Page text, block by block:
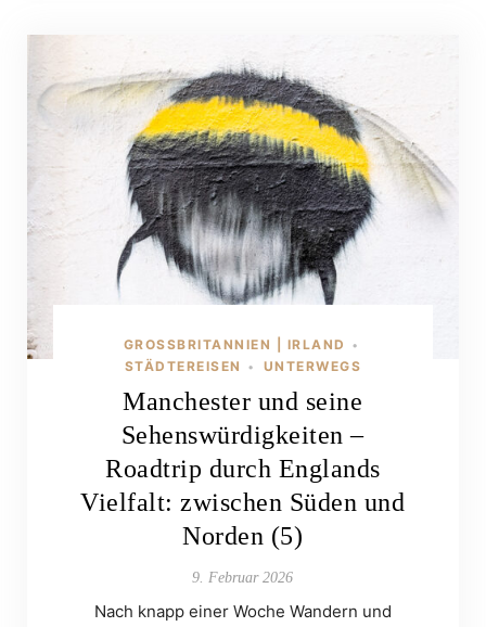
GROSSBRITANNIEN | IRLAND •
STÄDTEREISEN • UNTERWEGS
Manchester und seine
Sehenswürdigkeiten –
Roadtrip durch Englands
Vielfalt: zwischen Süden und
Norden (5)
9. Februar 2026
Nach knapp einer Woche Wandern und